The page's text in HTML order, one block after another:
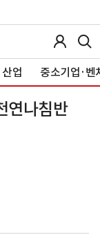
산업 중소기업·벤
연나침반